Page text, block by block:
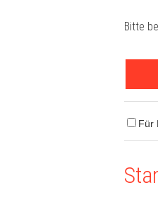
Bitte
Für